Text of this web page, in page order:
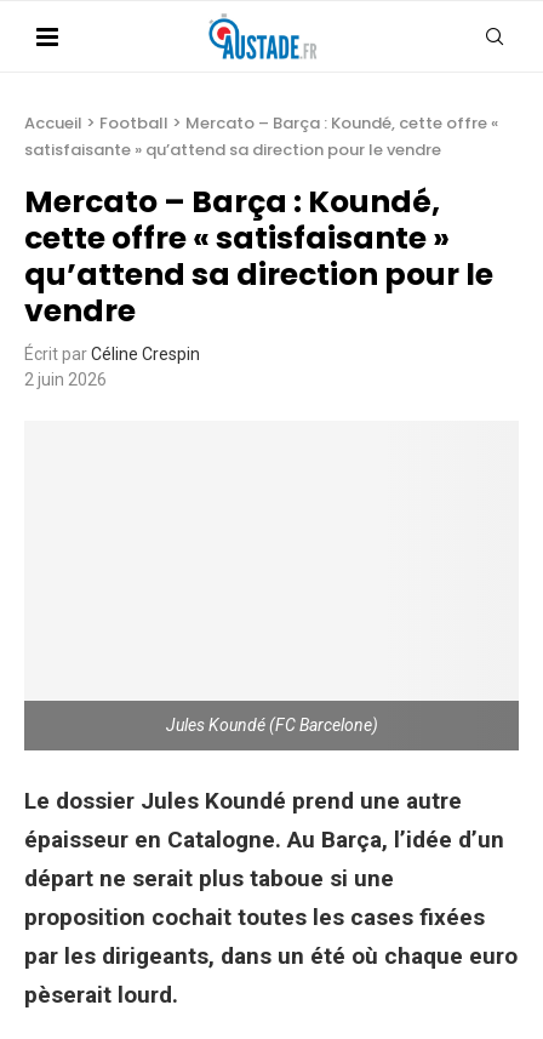
Accueil > Football > Mercato – Barça : Koundé, cette offre «
satisfaisante » qu’attend sa direction pour le vendre
Mercato – Barça : Koundé,
cette offre « satisfaisante »
qu’attend sa direction pour le
vendre
Écrit parCéline Crespin
2 juin 2026
Jules Koundé (FC Barcelone)
Le dossier Jules Koundé prend une autre
épaisseur en Catalogne. Au Barça, l’idée d’un
départ ne serait plus taboue si une
proposition cochait toutes les cases fixées
par les dirigeants, dans un été où chaque euro
pèserait lourd.